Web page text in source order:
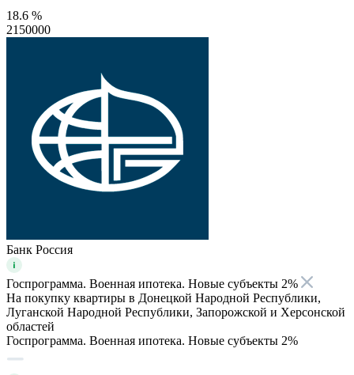
18.6 %
2150000
Банк Россия
Госпрограмма. Военная ипотека. Новые субъекты 2%
На покупку квартиры в Донецкой Народной Республики,
Луганской Народной Республики, Запорожской и Херсонской
областей
Госпрограмма. Военная ипотека. Новые субъекты 2%